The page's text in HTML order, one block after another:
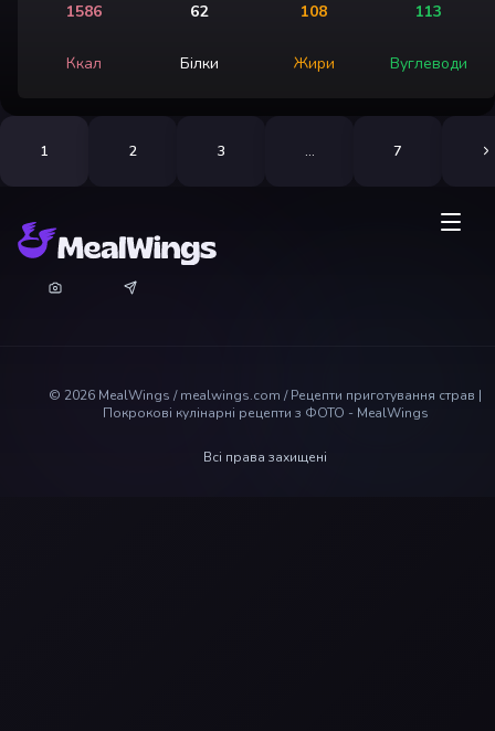
1586
Ккал
62
Білки
108
Жири
113
Вуглеводи
1 2 3 ... 7
© 2026 MealWings / mealwings.com /Рецепти приготування страв |
Покрокові кулінарні рецепти з ФОТО - MealWings
Всі права захищені